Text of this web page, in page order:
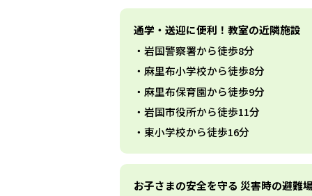
通学・送迎に便利！教室の近隣施設
岩国警察署から徒歩8分
麻里布小学校から徒歩8分
麻里布保育園から徒歩9分
岩国市役所から徒歩11分
東小学校から徒歩16分
お子さまの安全を守る 災害時の避難